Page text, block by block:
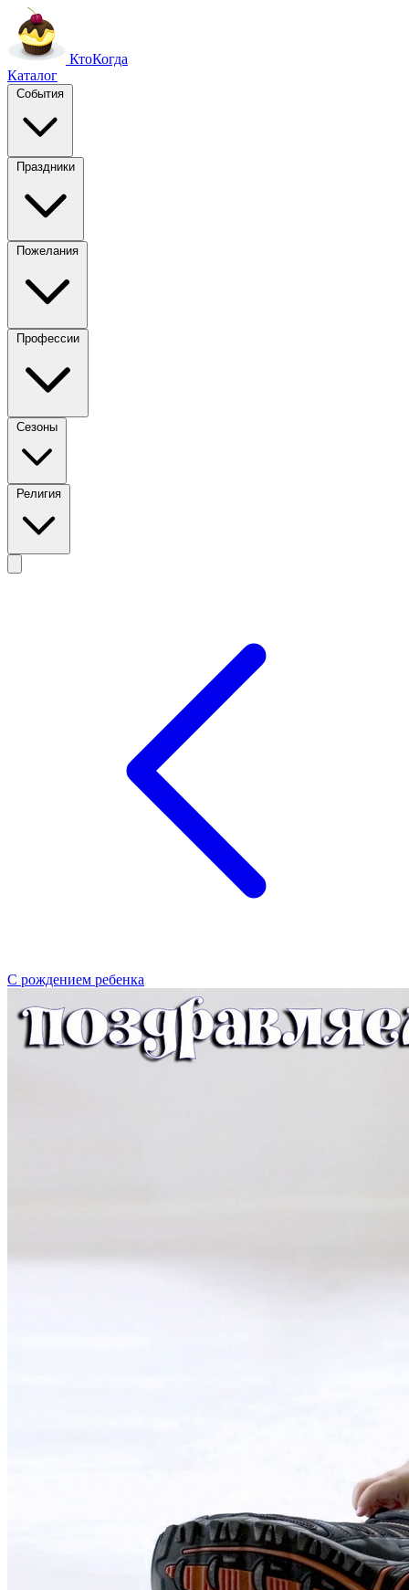
КтоКогда
Каталог
События
Праздники
Пожелания
Профессии
Сезоны
Религия
С рождением ребенка